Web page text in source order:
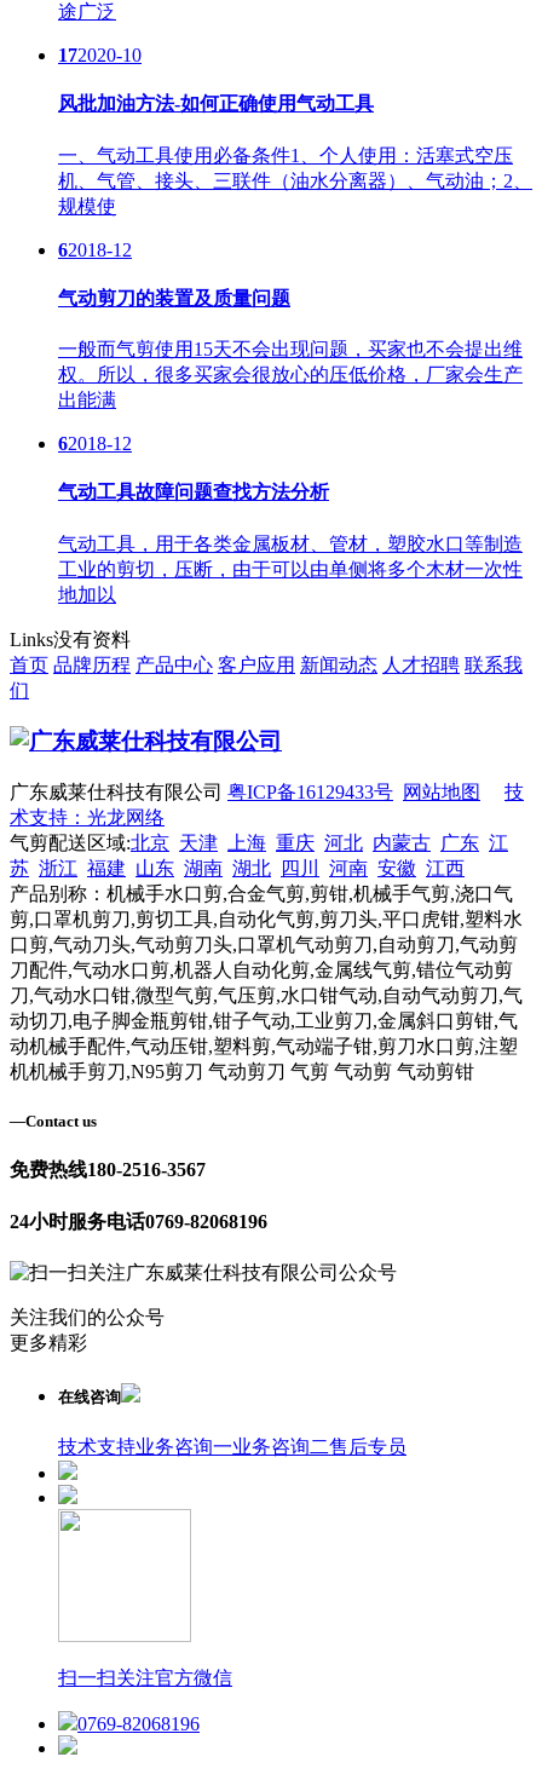
途广泛
172020-10
风批加油方法-如何正确使用气动工具
一、气动工具使用必备条件1、个人使用：活塞式空压
机、气管、接头、三联件（油水分离器）、气动油；2、
规模使
62018-12
气动剪刀的装置及质量问题
一般而气剪使用15天不会出现问题，买家也不会提出维
权。所以，很多买家会很放心的压低价格，厂家会生产
出能满
62018-12
气动工具故障问题查找方法分析
气动工具，用于各类金属板材、管材，塑胶水口等制造
工业的剪切，压断，由于可以由单侧将多个木材一次性
地加以
Links没有资料
首页 品牌历程 产品中心 客户应用 新闻动态 人才招聘 联系我
们
广东威莱仕科技有限公司 粤ICP备16129433号 网站地图
技
术支持：光龙网络
气剪配送区域:北京 天津 上海 重庆 河北 内蒙古 广东 江
苏 浙江 福建 山东 湖南 湖北 四川 河南 安徽 江西
产品别称：机械手水口剪,合金气剪,剪钳,机械手气剪,浇口气
剪,口罩机剪刀,剪切工具,自动化气剪,剪刀头,平口虎钳,塑料水
口剪,气动刀头,气动剪刀头,口罩机气动剪刀,自动剪刀,气动剪
刀配件,气动水口剪,机器人自动化剪,金属线气剪,错位气动剪
刀,气动水口钳,微型气剪,气压剪,水口钳气动,自动气动剪刀,气
动切刀,电子脚金瓶剪钳,钳子气动,工业剪刀,金属斜口剪钳,气
动机械手配件,气动压钳,塑料剪,气动端子钳,剪刀水口剪,注塑
机机械手剪刀,N95剪刀 气动剪刀 气剪 气动剪 气动剪钳
—Contact us
免费热线180-2516-3567
24小时服务电话0769-82068196
关注我们的公众号
更多精彩
在线咨询
技术支持业务咨询一业务咨询二售后专员
扫一扫关注官方微信
0769-82068196